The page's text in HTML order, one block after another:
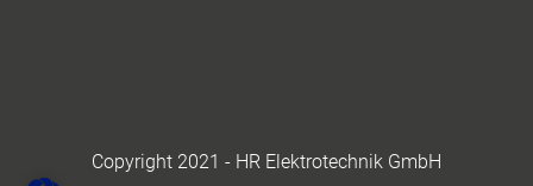
Copyright 2021 - HR Elektrotechnik GmbH